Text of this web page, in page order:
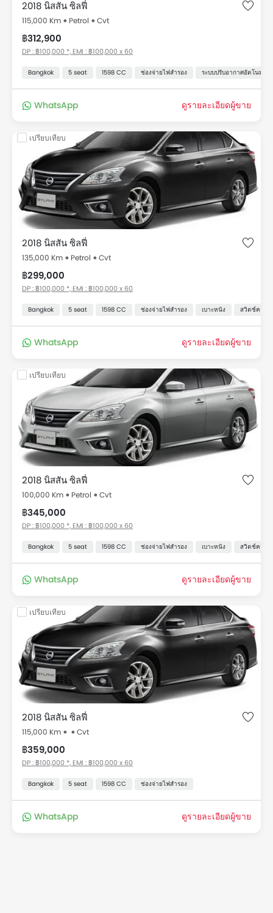
2018 นิสสัน ซิลฟี่
115,000 Km Petrol Cvt
฿312,900
DP : ฿100,000 *, EMI : ฿100,000 x 60
Bangkok 5 seat 1598 CC ช่องจ่ายไฟสำรอง ระบบปรับอากาศอัตโนมัติ
WhatsApp ดูรายละเอียดผู้ขาย
เปรียบเทียบ
2018 นิสสัน ซิลฟี่
135,000 Km Petrol Cvt
฿299,000
DP : ฿100,000 *, EMI : ฿100,000 x 60
Bangkok 5 seat 1598 CC ช่องจ่ายไฟสำรอง เบาะหนัง สวิตช์ควบคุ
WhatsApp ดูรายละเอียดผู้ขาย
เปรียบเทียบ
2018 นิสสัน ซิลฟี่
100,000 Km Petrol Cvt
฿345,000
DP : ฿100,000 *, EMI : ฿100,000 x 60
Bangkok 5 seat 1598 CC ช่องจ่ายไฟสำรอง เบาะหนัง สวิตช์ควบคุ
WhatsApp ดูรายละเอียดผู้ขาย
เปรียบเทียบ
2018 นิสสัน ซิลฟี่
115,000 Km Cvt
฿359,000
DP : ฿100,000 *, EMI : ฿100,000 x 60
Bangkok 5 seat 1598 CC ช่องจ่ายไฟสำรอง
WhatsApp ดูรายละเอียดผู้ขาย